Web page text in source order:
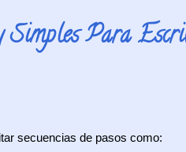
Para
secuencias de pasos como: